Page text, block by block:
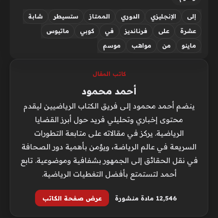
إلى الإنجليزي الدوري الممتاز ستسيطر
شابة
عشرة
على فرنانديز في كوبي
ماتيوس
ماينو
من مواهب موسم
كاتب المقال
أحمد محمود
ينضم أحمد محمود إلى فريق الكتاب الرياضيين ليقدم
محتوى إخباري وتحليلي فريد حول أبرز القضايا
الرياضية. يركز في مقالاته على متابعة التطورات
السريعة في عالم الرياضة، ويؤمن بأهمية دور الصحافة
في نقل الحقائق إلى الجمهور بشفافية وموضوعية. تابع
أحمد لتستمتع بأفضل التغطيات الرياضية.
12٬546 مادة منشورة عرض صفحة الكاتب